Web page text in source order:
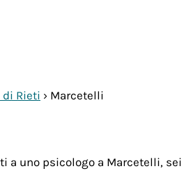
di Rieti › Marcetelli
a uno psicologo a Marcetelli,